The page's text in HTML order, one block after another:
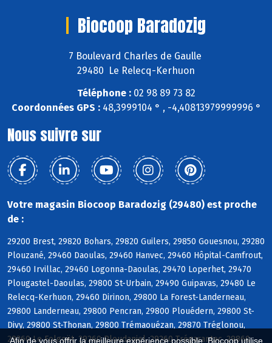
Afin de vous offrir la meilleure expérience possible, Biocoop utilise
Biocoop Baradozig
7 Boulevard Charles de Gaulle
29480 Le Relecq-Kerhuon
Téléphone :02 98 89 73 82
Coordonnées GPS :48,3999104 ° , -4,40813979999996 °
Nous suivre sur
Votre magasin Biocoop Baradozig (29480) est proche
de :
29200 Brest, 29820 Bohars, 29820 Guilers, 29850 Gouesnou, 29280
Plouzané, 29460 Daoulas, 29460 Hanvec, 29460 Hôpital-Camfrout,
29460 Irvillac, 29460 Logonna-Daoulas, 29470 Loperhet, 29470
Plougastel-Daoulas, 29800 St-Urbain, 29490 Guipavas, 29480 Le
Relecq-Kerhuon, 29460 Dirinon, 29800 La Forest-Landerneau,
29800 Landerneau, 29800 Pencran, 29800 Plouédern, 29800 St-
Divy, 29800 St-Thonan, 29800 Trémaouézan, 29870 Tréglonou,
29260 Le Folgoët, 29260 Ploudaniel, 29260 Trégarantec, 29860